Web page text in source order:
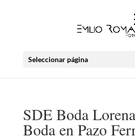
Seleccionar página
SDE Boda
Boda en Pazo